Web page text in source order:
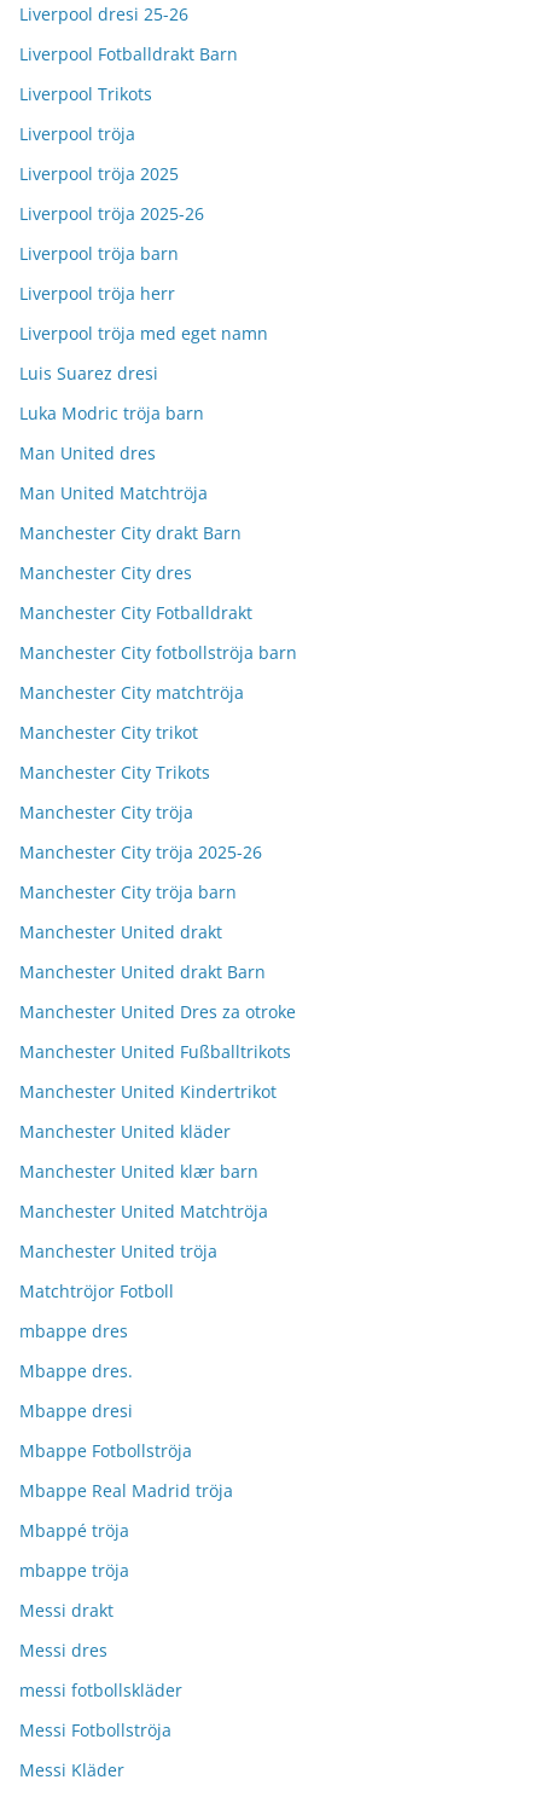
Liverpool dresi 25-26
Liverpool Fotballdrakt Barn
Liverpool Trikots
Liverpool tröja
Liverpool tröja 2025
Liverpool tröja 2025-26
Liverpool tröja barn
Liverpool tröja herr
Liverpool tröja med eget namn
Luis Suarez dresi
Luka Modric tröja barn
Man United dres
Man United Matchtröja
Manchester City drakt Barn
Manchester City dres
Manchester City Fotballdrakt
Manchester City fotbollströja barn
Manchester City matchtröja
Manchester City trikot
Manchester City Trikots
Manchester City tröja
Manchester City tröja 2025-26
Manchester City tröja barn
Manchester United drakt
Manchester United drakt Barn
Manchester United Dres za otroke
Manchester United Fußballtrikots
Manchester United Kindertrikot
Manchester United kläder
Manchester United klær barn
Manchester United Matchtröja
Manchester United tröja
Matchtröjor Fotboll
mbappe dres
Mbappe dres.
Mbappe dresi
Mbappe Fotbollströja
Mbappe Real Madrid tröja
Mbappé tröja
mbappe tröja
Messi drakt
Messi dres
messi fotbollskläder
Messi Fotbollströja
Messi Kläder